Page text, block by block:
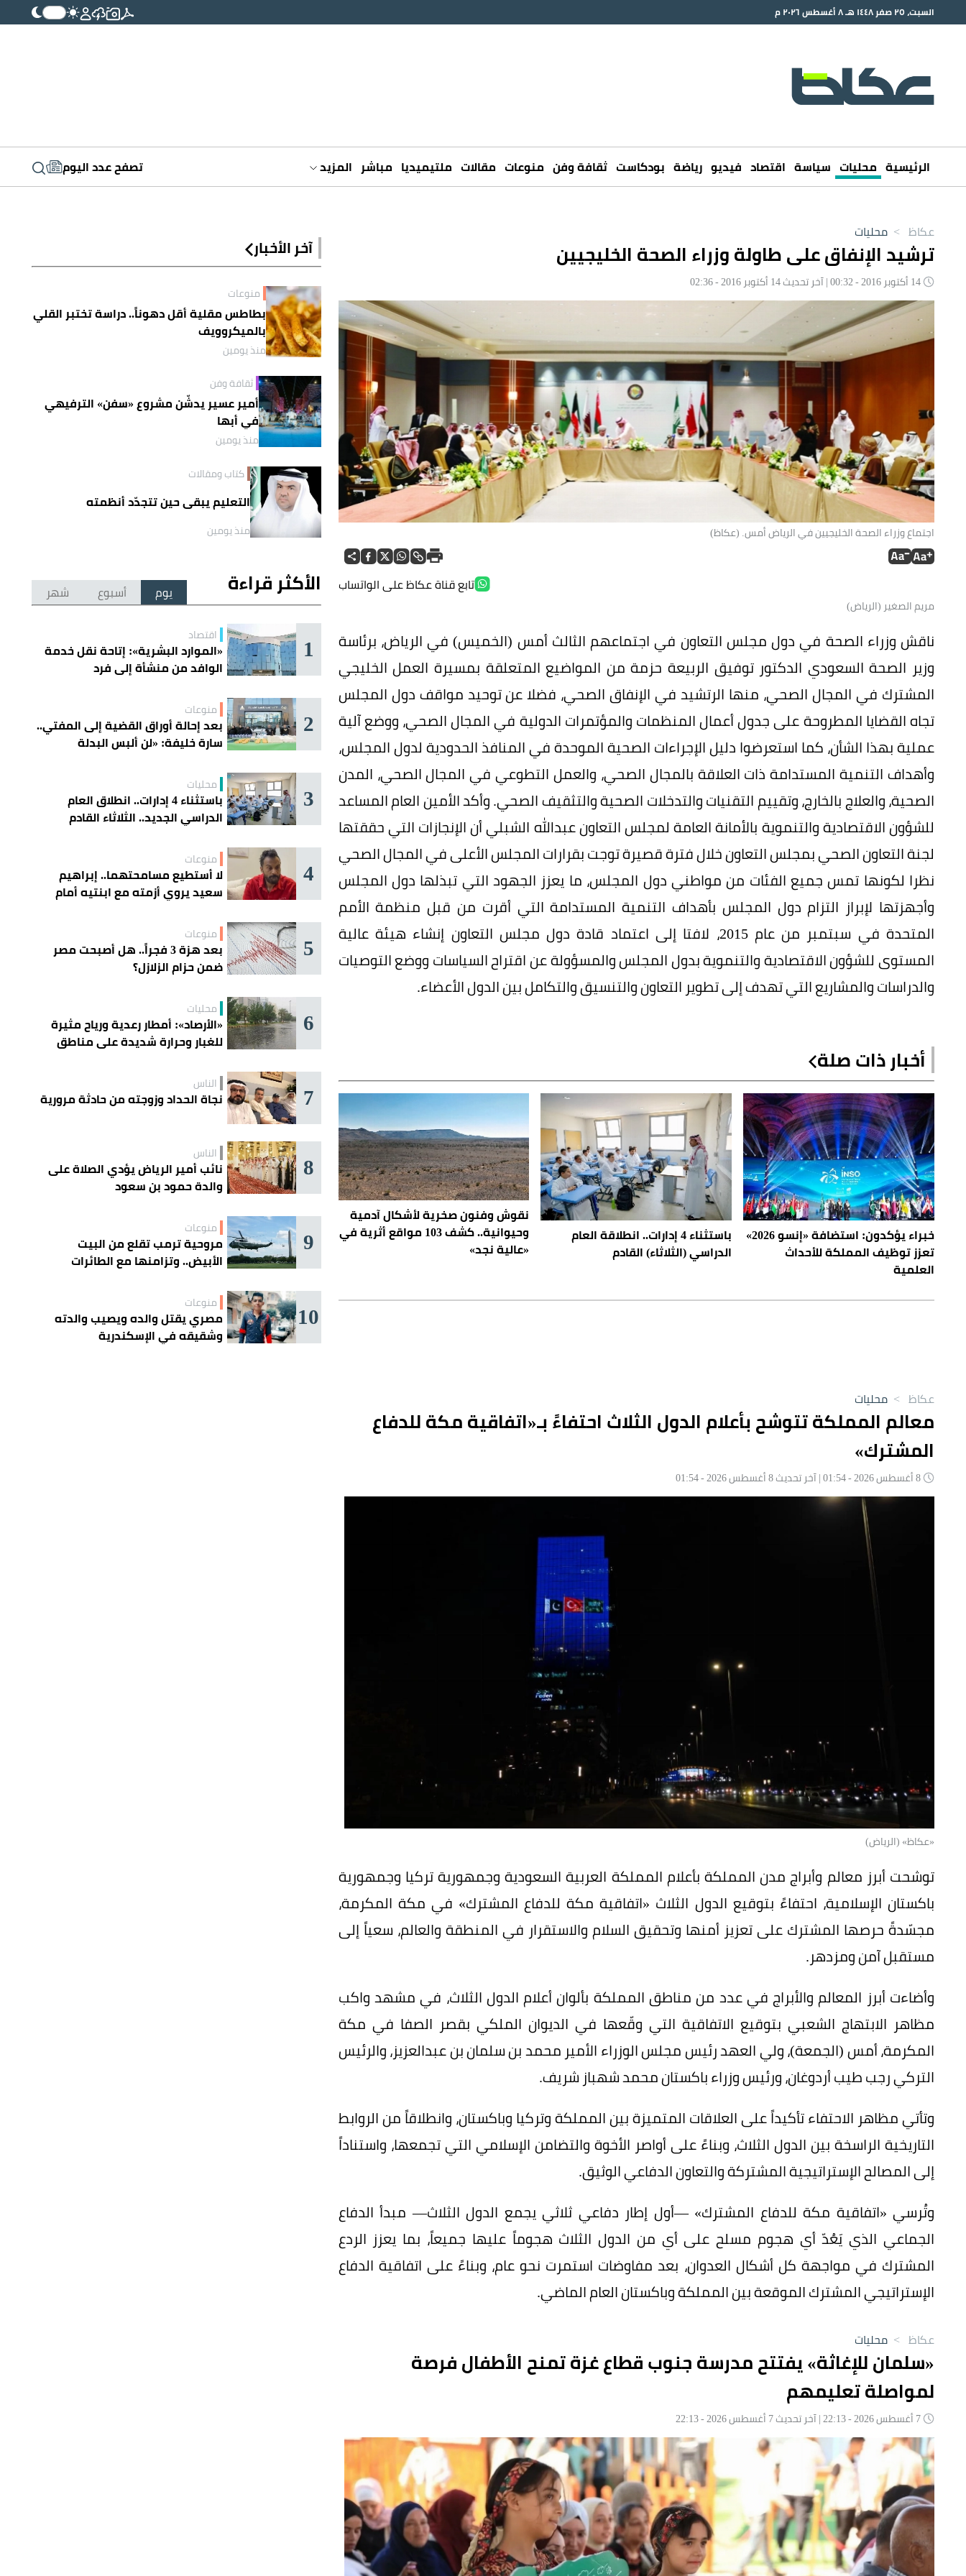
السبت، ٢٥ صفر ١٤٤٨ هـ ٨ أغسطس ٢٠٢٦ م
الرئيسية محليات سياسة اقتصاد فيديو رياضة بودكاست ثقافة وفن منوعات مقالات ملتيميديا مباشر المزيد تصفح عدد اليوم
عكاظ > محليات
ترشيد الإنفاق على طاولة وزراء الصحة الخليجيين
اجتماع وزراء الصحة الخليجيين في الرياض أمس. (عكاظ)
تابع قناة عكاظ على الواتساب
مريم الصغير (الرياض)
ناقش وزراء الصحة في دول مجلس التعاون في اجتماعهم الثالث أمس (الخميس) في الرياض، برئاسة
وزير الصحة السعودي الدكتور توفيق الربيعة حزمة من المواضيع المتعلقة بمسيرة العمل الخليجي
المشترك في المجال الصحي، منها الرتشيد في الإنفاق الصحي، فضلا عن توحيد مواقف دول المجلس
تجاه القضايا المطروحة على جدول أعمال المنظمات والمؤتمرات الدولية في المجال الصحي، ووضع آلية
عملية بهذا الشأن، كما استعرضوا دليل الإجراءات الصحية الموحدة في المنافذ الحدودية لدول المجلس،
وأهداف التنمية المستدامة ذات العلاقة بالمجال الصحي، والعمل التطوعي في المجال الصحي، المدن
الصحية، والعلاج بالخارج، وتقييم التقنيات والتدخلات الصحية والتثقيف الصحي. وأكد الأمين العام المساعد
للشؤون الاقتصادية والتنموية بالأمانة العامة لمجلس التعاون عبدالله الشبلي أن الإنجازات التي حققتها
لجنة التعاون الصحي بمجلس التعاون خلال فترة قصيرة توجت بقرارات المجلس الأعلى في المجال الصحي
نظرا لكونها تمس جميع الفئات من مواطني دول المجلس، ما يعزز الجهود التي تبذلها دول المجلس
وأجهزتها لإبراز التزام دول المجلس بأهداف التنمية المستدامة التي أقرت من قبل منظمة الأمم
المتحدة في سبتمبر من عام 2015، لافتا إلى اعتماد قادة دول مجلس التعاون إنشاء هيئة عالية
المستوى للشؤون الاقتصادية والتنموية بدول المجلس والمسؤولة عن اقتراح السياسات ووضع التوصيات
والدراسات والمشاريع التي تهدف إلى تطوير التعاون والتنسيق والتكامل بين الدول الأعضاء.
أخبار ذات صلة
خبراء يؤكدون: استضافة «إنسو 2026»
تعزز توظيف المملكة للأحداث
العلمية
باستثناء 4 إدارات.. انطلاقة العام
الدراسي (الثلاثاء) القادم
نقوش وفنون صخرية لأشكال آدمية
وحيوانية.. كشف 103 مواقع أثرية في
«عالية نجد»
آخر الأخبار
منوعات
بطاطس مقلية أقل دهوناً.. دراسة تختبر القلي
بالميكروويف
منذ يومين
ثقافة وفن
أمير عسير يدشّن مشروع «سفن» الترفيهي
في أبها
منذ يومين
كتاب ومقالات
التعليم يبقى حين تتجدّد أنظمته
منذ يومين
الأكثر قراءة يوم أسبوع شهر
1 اقتصاد
«الموارد البشرية»: إتاحة نقل خدمة
الوافد من منشأة إلى فرد
2 منوعات
بعد إحالة أوراق القضية إلى المفتي..
سارة خليفة: «لن ألبس البدلة
3 محليات
باستثناء 4 إدارات.. انطلاق العام
الدراسي الجديد.. الثلاثاء القادم
4 منوعات
لا أستطيع مسامحتهما.. إبراهيم
سعيد يروي أزمته مع ابنتيه أمام
5 منوعات
بعد هزة 3 فجراً.. هل أصبحت مصر
ضمن حزام الزلازل؟
6 محليات
«الأرصاد»: أمطار رعدية ورياح مثيرة
للغبار وحرارة شديدة على مناطق
7 الناس
نجاة الحداد وزوجته من حادثة مرورية
8 الناس
نائب أمير الرياض يؤدي الصلاة على
والدة حمود بن سعود
9 منوعات
مروحية ترمب تقلع من البيت
الأبيض.. وتزامنها مع الطائرات
10 منوعات
مصري يقتل والده ويصيب والدته
وشقيقه في الإسكندرية
عكاظ > محليات
معالم المملكة تتوشح بأعلام الدول الثلاث احتفاءً بـ«اتفاقية مكة للدفاع
المشترك»
«عكاظ» (الرياض)
توشحت أبرز معالم وأبراج مدن المملكة بأعلام المملكة العربية السعودية وجمهورية تركيا وجمهورية
باكستان الإسلامية، احتفاءً بتوقيع الدول الثلاث «اتفاقية مكة للدفاع المشترك» في مكة المكرمة،
مجسّدةً حرصها المشترك على تعزيز أمنها وتحقيق السلام والاستقرار في المنطقة والعالم، سعياً إلى
مستقبل آمن ومزدهر.
وأضاءت أبرز المعالم والأبراج في عدد من مناطق المملكة بألوان أعلام الدول الثلاث، في مشهد واكب
مظاهر الابتهاج الشعبي بتوقيع الاتفاقية التي وقّعها في الديوان الملكي بقصر الصفا في مكة
المكرمة، أمس (الجمعة)، ولي العهد رئيس مجلس الوزراء الأمير محمد بن سلمان بن عبدالعزيز، والرئيس
التركي رجب طيب أردوغان، ورئيس وزراء باكستان محمد شهباز شريف.
وتأتي مظاهر الاحتفاء تأكيداً على العلاقات المتميزة بين المملكة وتركيا وباكستان، وانطلاقاً من الروابط
التاريخية الراسخة بين الدول الثلاث، وبناءً على أواصر الأخوة والتضامن الإسلامي التي تجمعها، واستناداً
إلى المصالح الإستراتيجية المشتركة والتعاون الدفاعي الوثيق.
وتُرسي «اتفاقية مكة للدفاع المشترك» —أول إطار دفاعي ثلاثي يجمع الدول الثلاث— مبدأ الدفاع
الجماعي الذي يَعُدّ أي هجوم مسلح على أي من الدول الثلاث هجوماً عليها جميعاً، بما يعزز الردع
المشترك في مواجهة كل أشكال العدوان، بعد مفاوضات استمرت نحو عام، وبناءً على اتفاقية الدفاع
الإستراتيجي المشترك الموقعة بين المملكة وباكستان العام الماضي.
عكاظ > محليات
«سلمان للإغاثة» يفتتح مدرسة جنوب قطاع غزة تمنح الأطفال فرصة
لمواصلة تعليمهم